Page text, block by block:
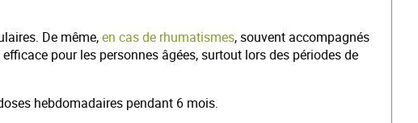
De même,en cas de rhumatismes, souvent accompagnés
pour les personnes âgées, surtout lors des périodes de
hebdomadaires pendant 6 mois.